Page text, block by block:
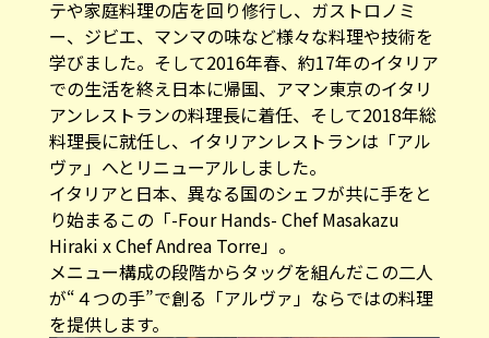
テや家庭料理の店を回り修行し、ガストロノミ
ー、ジビエ、マンマの味など様々な料理や技術を
学びました。そして2016年春、約17年のイタリア
での生活を終え日本に帰国、アマン東京のイタリ
アンレストランの料理長に着任、そして2018年総
料理長に就任し、イタリアンレストランは「アル
ヴァ」へとリニューアルしました。
イタリアと日本、異なる国のシェフが共に手をと
り始まるこの「-Four Hands- Chef Masakazu
Hiraki x Chef Andrea Torre」。
メニュー構成の段階からタッグを組んだこの二人
が“４つの手”で創る「アルヴァ」ならではの料理
を提供します。